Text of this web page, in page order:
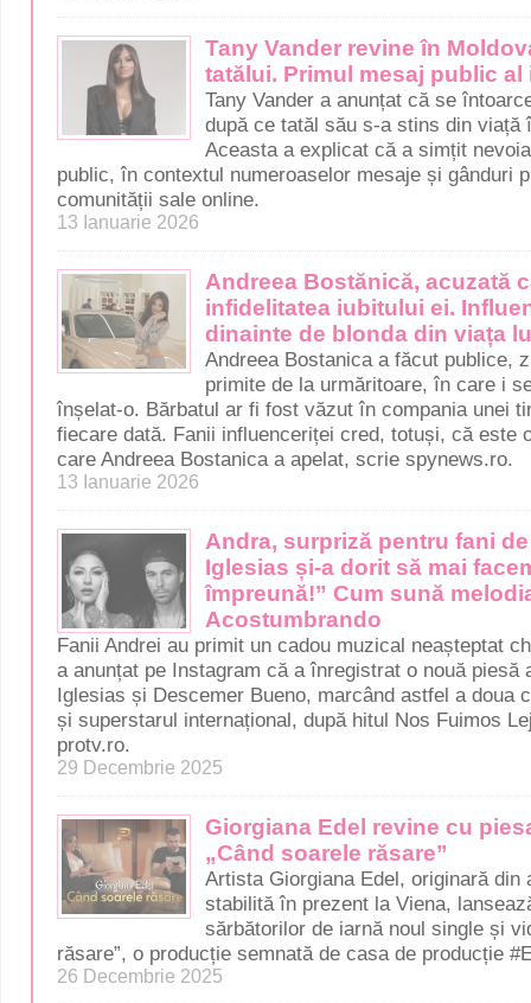
Tany Vander revine în
tatălui. Primul mesaj public
Tany Vander a anunțat că se
după ce tatăl său s-a stins din viață
Aceasta a explicat că a simțit
public, în contextul numeroaselor mesaje și gânduri
comunității sale online.
13 Ianuarie 2026
Andreea Bostănică, acuzată
infidelitatea iubitului ei.
dinainte de blonda din viața
Andreea Bostanica a făcut publice,
primite de la urmăritoare, în care i
înșelat-o. Bărbatul ar fi fost văzut în compania unei
fiecare dată. Fanii influenceriței cred, totuși, că este
care Andreea Bostanica a apelat, scrie spynews.ro.
13 Ianuarie 2026
Andra, surpriză pentru fani
Iglesias și-a dorit să mai
împreună!” Cum sună
Acostumbrando
Fanii Andrei au primit un cadou muzical neașteptat
a anunțat pe Instagram că a înregistrat o nouă piesă
Iglesias și Descemer Bueno, marcând astfel a doua
și superstarul internațional, după hitul Nos Fuimos
protv.ro.
29 Decembrie 2025
Giorgiana Edel revine cu
„Când soarele răsare”
Artista Giorgiana Edel, originară din
stabilită în prezent la Viena,
sărbătorilor de iarnă noul single și
răsare”, o producție semnată de casa de producție
26 Decembrie 2025